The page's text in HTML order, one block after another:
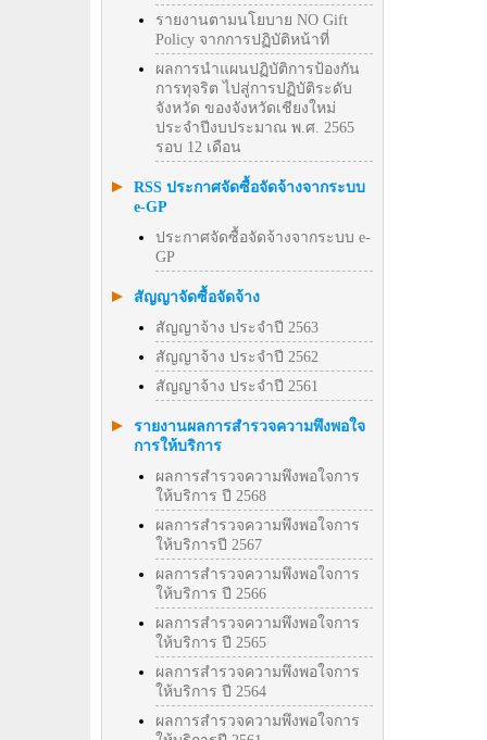
รายงานตามนโยบาย NO Gift
Policy จากการปฏิบัติหน้าที่
ผลการนำแผนปฏิบัติการป้องกัน
การทุจริต ไปสู่การปฏิบัติระดับ
จังหวัด ของจังหวัดเชียงใหม่
ประจำปีงบประมาณ พ.ศ. 2565
รอบ 12 เดือน
RSS ประกาศจัดซื้อจัดจ้างจากระบบ
e-GP
ประกาศจัดซื้อจัดจ้างจากระบบ e-
GP
สัญญาจัดซื้อจัดจ้าง
สัญญาจ้าง ประจำปี 2563
สัญญาจ้าง ประจำปี 2562
สัญญาจ้าง ประจำปี 2561
รายงานผลการสำรวจความพึงพอใจ
การให้บริการ
ผลการสำรวจความพึงพอใจการ
ให้บริการ ปี 2568
ผลการสำรวจความพึงพอใจการ
ให้บริการปี 2567
ผลการสำรวจความพึงพอใจการ
ให้บริการ ปี 2566
ผลการสำรวจความพึงพอใจการ
ให้บริการ ปี 2565
ผลการสำรวจความพึงพอใจการ
ให้บริการ ปี 2564
ผลการสำรวจความพึงพอใจการ